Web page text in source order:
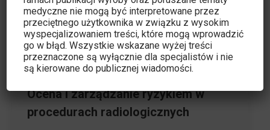
Ocena i zarządzanie ryzykiem w
procedurach radiologicznych
medyczne nie mogą być interpretowane przez
przeciętnego użytkownika w związku z wysokim
wyspecjalizowaniem treści, które mogą wprowadzić
go w błąd. Wszystkie wskazane wyżej treści
przeznaczone są wyłącznie dla specjalistów i nie
są kierowane do publicznej wiadomości.